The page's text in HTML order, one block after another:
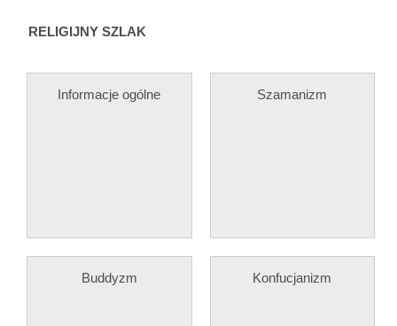
RELIGIJNY SZLAK
Informacje ogólne Szamanizm
Buddyzm Konfucjanizm